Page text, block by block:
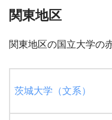
関東地区
関東地区の国立大学の
茨城大学（文系）